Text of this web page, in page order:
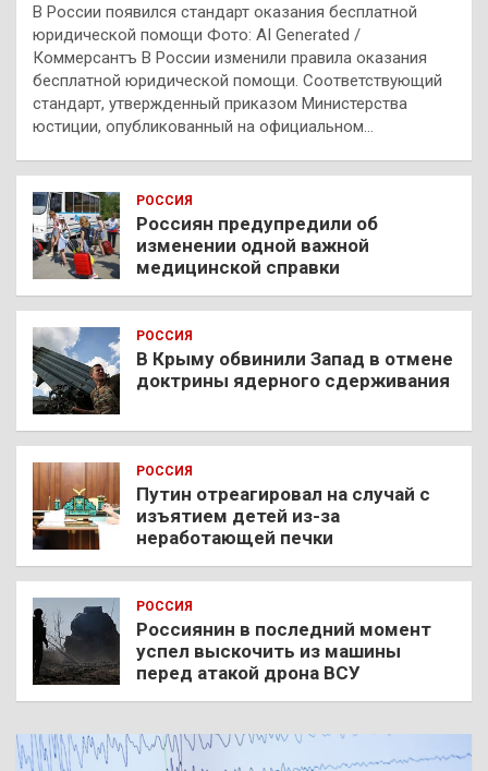
В России появился стандарт оказания бесплатной
юридической помощи Фото: AI Generated /
Коммерсантъ В России изменили правила оказания
бесплатной юридической помощи. Соответствующий
стандарт, утвержденный приказом Министерства
юстиции, опубликованный на официальном…
РОССИЯ
Россиян предупредили об
изменении одной важной
медицинской справки
РОССИЯ
В Крыму обвинили Запад в отмене
доктрины ядерного сдерживания
РОССИЯ
Путин отреагировал на случай с
изъятием детей из-за
неработающей печки
РОССИЯ
Россиянин в последний момент
успел выскочить из машины
перед атакой дрона ВСУ